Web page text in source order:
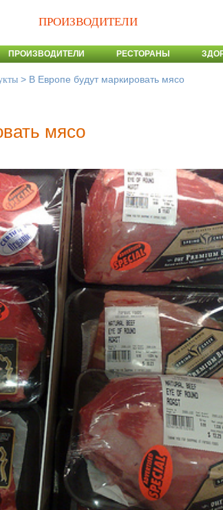
ПРОИЗВОДИТЕЛИ
ПРОИЗВОДИТЕЛИ РЕСТОРАНЫ
> В Европе будут маркировать мясо
мясо